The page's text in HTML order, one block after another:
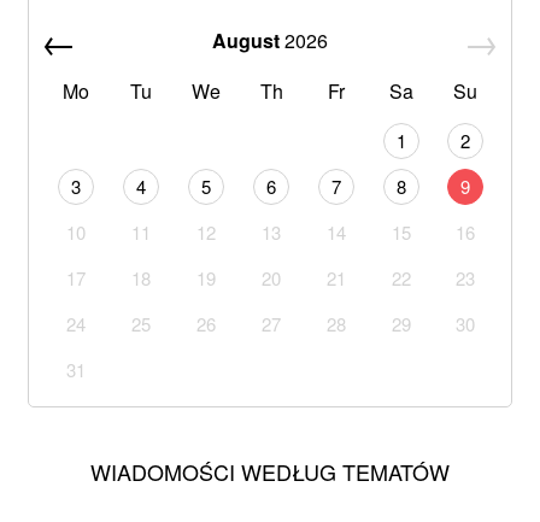
August2026
Mo
Tu We Th Fr Sa Su
1
2
3
4 5 6 7 8
9
10
11 12 13 14 15
16
17
18 19 20 21 22
23
24
25 26 27 28 29
30
31
WIADOMOŚCI WEDŁUG TEMATÓW